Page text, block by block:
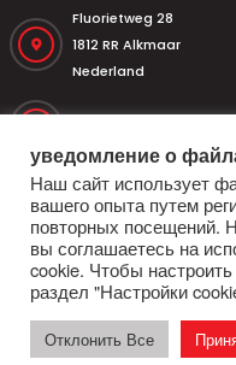
Fluorietweg 28
1812 RR Alkmaar
Nederland
+31 (0)251 316 542
Главная страница
уведомление о
Наш сайт использует
вашего опыта путем
повторных посещений.
вы соглашаетесь на
cookie. Чтобы
раздел "Настройки
Отклонить Все